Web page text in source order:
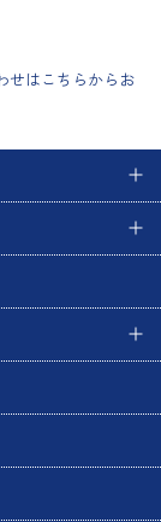
せはこちらからお